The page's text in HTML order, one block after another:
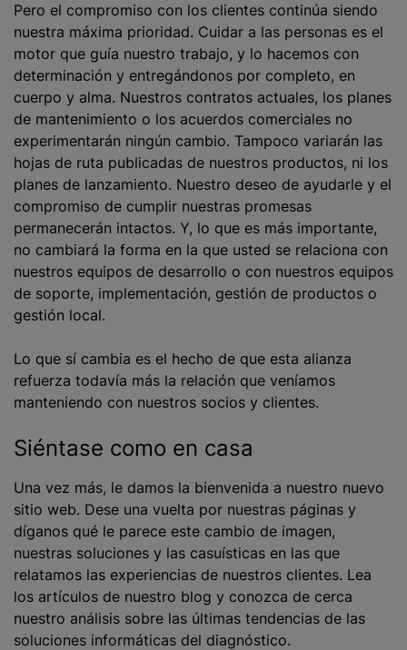
Pero el compromiso con los clientes continúa siendo
nuestra máxima prioridad. Cuidar a las personas es el
motor que guía nuestro trabajo, y lo hacemos con
determinación y entregándonos por completo, en
cuerpo y alma. Nuestros contratos actuales, los planes
de mantenimiento o los acuerdos comerciales no
experimentarán ningún cambio. Tampoco variarán las
hojas de ruta publicadas de nuestros productos, ni los
planes de lanzamiento. Nuestro deseo de ayudarle y el
compromiso de cumplir nuestras promesas
permanecerán intactos. Y, lo que es más importante,
no cambiará la forma en la que usted se relaciona con
nuestros equipos de desarrollo o con nuestros equipos
de soporte, implementación, gestión de productos o
gestión local.
Lo que sí cambia es el hecho de que esta alianza
refuerza todavía más la relación que veníamos
manteniendo con nuestros socios y clientes.
Siéntase como en casa
Una vez más, le damos la bienvenida a nuestro nuevo
sitio web. Dese una vuelta por nuestras páginas y
díganos qué le parece este cambio de imagen,
nuestras soluciones y las casuísticas en las que
relatamos las experiencias de nuestros clientes. Lea
los artículos de nuestro blog y conozca de cerca
nuestro análisis sobre las últimas tendencias de las
soluciones informáticas del diagnóstico.